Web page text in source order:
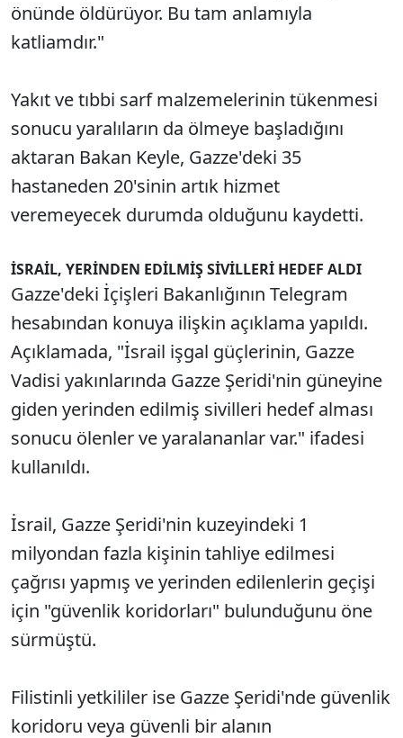
önünde öldürüyor. Bu tam anlamıyla
katliamdır."
Yakıt ve tıbbi sarf malzemelerinin tükenmesi
sonucu yaralıların da ölmeye başladığını
aktaran Bakan Keyle, Gazze'deki 35
hastaneden 20'sinin artık hizmet
veremeyecek durumda olduğunu kaydetti.
İSRAİL, YERİNDEN EDİLMİŞ SİVİLLERİ HEDEF ALDI
Gazze'deki İçişleri Bakanlığının Telegram
hesabından konuya ilişkin açıklama yapıldı.
Açıklamada, "İsrail işgal güçlerinin, Gazze
Vadisi yakınlarında Gazze Şeridi'nin güneyine
giden yerinden edilmiş sivilleri hedef alması
sonucu ölenler ve yaralananlar var." ifadesi
kullanıldı.
İsrail, Gazze Şeridi'nin kuzeyindeki 1
milyondan fazla kişinin tahliye edilmesi
çağrısı yapmış ve yerinden edilenlerin geçişi
için "güvenlik koridorları" bulunduğunu öne
sürmüştü.
Filistinli yetkililer ise Gazze Şeridi'nde güvenlik
koridoru veya güvenli bir alanın